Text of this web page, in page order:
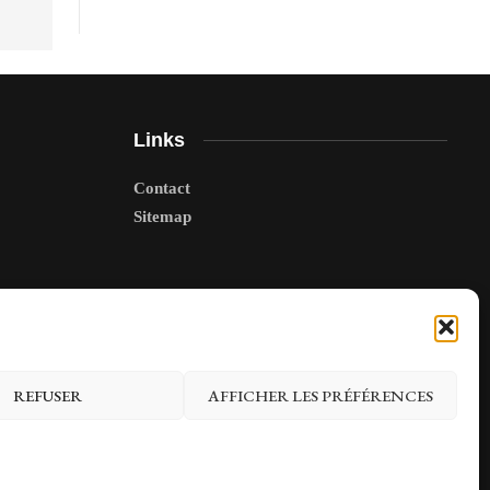
REFUSER AFFICHER LES PRÉFÉRENCES
Links
Contact
Sitemap